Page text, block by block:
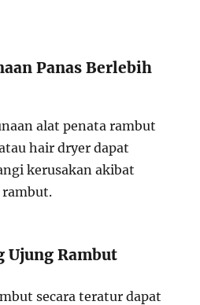
Panas Berlebih
alat penata rambut
hair dryer dapat
kerusakan akibat
rambut.
Ujung Rambut
secara teratur dapat